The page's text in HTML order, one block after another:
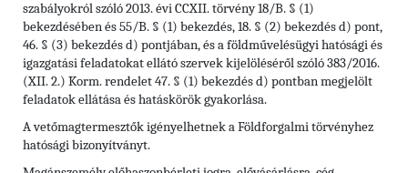
szabályokról szóló 2013. évi CCXII. törvény 18/B. § (1)
bekezdésében és 55/B. § (1) bekezdés, 18. § (2) bekezdés d) pont,
46. § (3) bekezdés d) pontjában, és a földművelésügyi hatósági és
igazgatási feladatokat ellátó szervek kijelöléséről szóló 383/2016.
(XII. 2.) Korm. rendelet 47. § (1) bekezdés d) pontban megjelölt
feladatok ellátása és hatáskörök gyakorlása.
A vetőmagtermesztők igényelhetnek a Földforgalmi törvényhez
hatósági bizonyítványt.